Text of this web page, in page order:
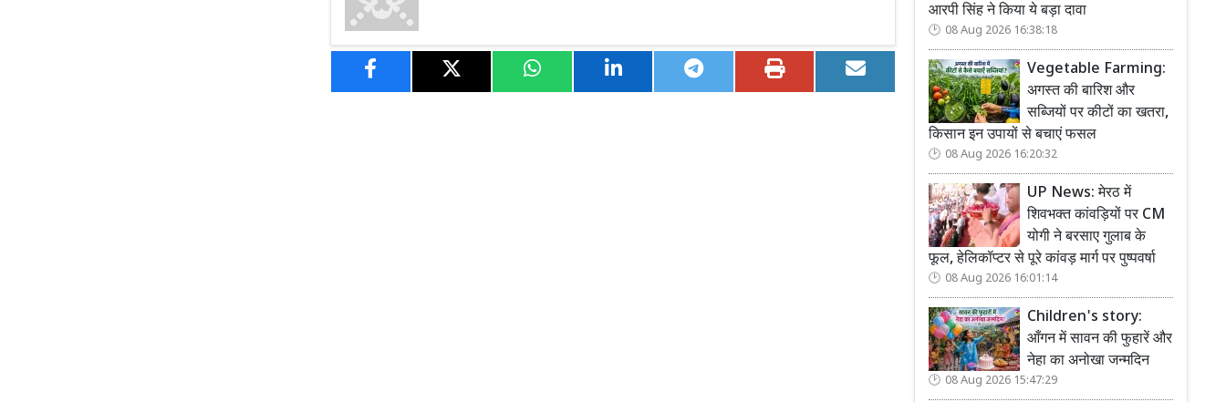
आरपी सिंह ने किया ये बड़ा दावा
08 Aug 2026 16:38:18
Vegetable Farming:
अगस्त की बारिश और
सब्जियों पर कीटों का खतरा,
किसान इन उपायों से बचाएं फसल
08 Aug 2026 16:20:32
UP News: मेरठ में
शिवभक्त कांवड़ियों पर CM
योगी ने बरसाए गुलाब के
फूल, हेलिकॉप्टर से पूरे कांवड़ मार्ग पर पुष्पवर्षा
08 Aug 2026 16:01:14
Children's story:
आँगन में सावन की फुहारें और
नेहा का अनोखा जन्मदिन
08 Aug 2026 15:47:29